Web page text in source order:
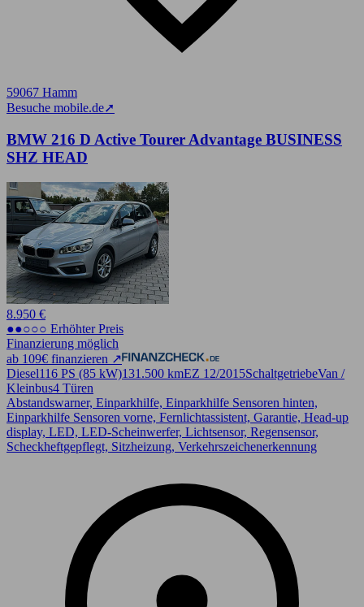
59067 Hamm
Besuche mobile.de➚
BMW 216 D Active Tourer Advantage BUSINESS
SHZ HEAD
8.950 €
●●○○○ Erhöhter Preis
Finanzierung möglich
ab 109€ finanzieren ↗
Diesel116 PS (85 kW)131.500 kmEZ 12/2015SchaltgetriebeVan /
Kleinbus4 Türen
Abstandswarner, Einparkhilfe, Einparkhilfe Sensoren hinten,
Einparkhilfe Sensoren vorne, Fernlichtassistent, Garantie, Head-up
display, LED, LED-Scheinwerfer, Lichtsensor, Regensensor,
Scheckheftgepflegt, Sitzheizung, Verkehrszeichenerkennung